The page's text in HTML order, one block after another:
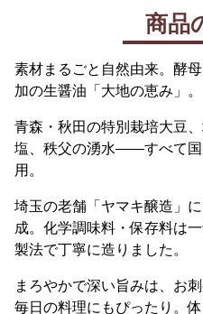
商品
素材まるごと自然由来。酵
加の生醤油「大地の恵み」。
青森・秋田の特別栽培大豆
塩、秩父の湧水――すべて国
用。
埼玉の老舗「ヤマキ醸造」
成。化学調味料・保存料は
製法で丁寧に造りました。
まろやかで深い旨みは、お
毎日の料理にもぴったり。